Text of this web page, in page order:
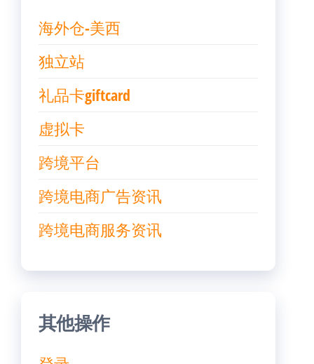
海外仓-美西
独立站
礼品卡giftcard
虚拟卡
跨境平台
跨境电商广告资讯
跨境电商服务资讯
其他操作